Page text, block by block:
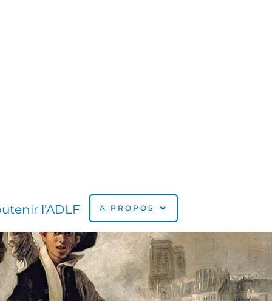
l’ADLF A PROPOS